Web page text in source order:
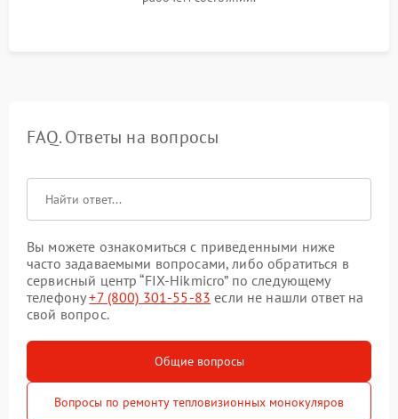
FAQ. Ответы на вопросы
Вы можете ознакомиться с приведенными ниже
часто задаваемыми вопросами, либо обратиться в
сервисный центр “FIX-Hikmicro” по следующему
телефону+7 (800) 301-55-83 если не нашли ответ на
свой вопрос.
Общие вопросы
Вопросы по ремонту тепловизионных монокуляров